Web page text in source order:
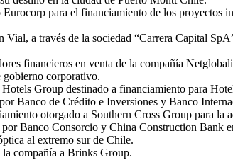
para el financiamiento de los
a través de la sociedad “Carrera Capital
financieros en venta de la compañía
gobierno corporativo.
Group destinado a financiamiento para
Banco de Crédito e Inversiones y Banco
otorgado a Southern Cross Group para la
Banco Consorcio y China Construction
al extremo sur de Chile.
compañía a Brinks Group.